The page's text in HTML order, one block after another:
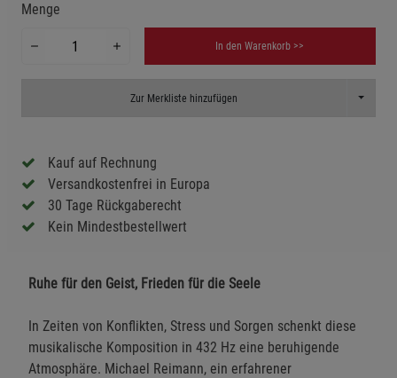
Menge
In den Warenkorb >>
Zur Merkliste hinzufügen Toggle
Kauf auf Rechnung
Versandkostenfrei in Europa
30 Tage Rückgaberecht
Kein Mindestbestellwert
Ruhe für den Geist, Frieden für die Seele
In Zeiten von Konflikten, Stress und Sorgen schenkt diese
musikalische Komposition in 432 Hz eine beruhigende
Atmosphäre. Michael Reimann, ein erfahrener